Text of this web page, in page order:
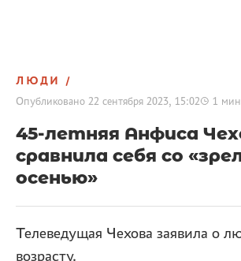
ЛЮДИ
Опубликовано 22 сентября 2023, 15:02 1
45-летняя Анфиса
сравнила себя со
осенью»
Телеведущая Чехова заявила о
возрасту.